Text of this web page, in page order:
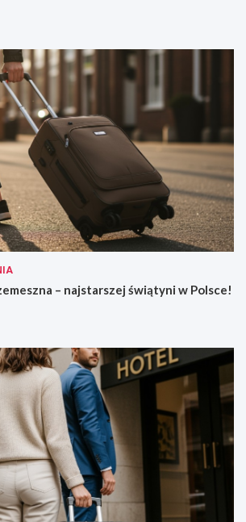
– najstarszej świątyni w Polsce!